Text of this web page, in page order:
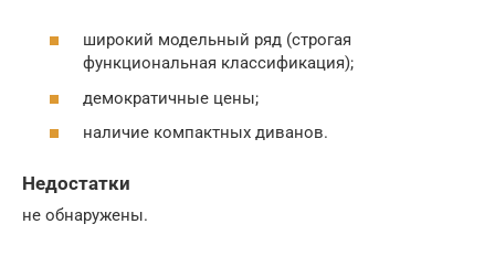
широкий модельный ряд (строгая
функциональная классификация);
демократичные цены;
наличие компактных диванов.
Недостатки
не обнаружены.